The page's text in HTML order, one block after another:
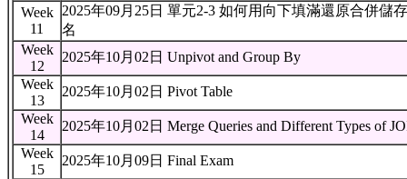
Week
11
2025年09月25日 單元2-3 如何用向下填滿還原合併儲
名
Week
12
2025年10月02日 Unpivot and Group By
Week
13
2025年10月02日 Pivot Table
Week
14
2025年10月02日 Merge Queries and Different Types of
Week
15
2025年10月09日 Final Exam